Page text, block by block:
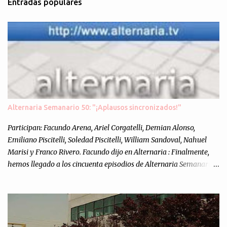
s
Entradas populares
Alternaria Semanario 50: "¡Aplausos sincronizados!"
Participan: Facundo Arena, Ariel Corgatelli, Demian Alonso,
Emiliano Piscitelli, Soledad Piscitelli, William Sandoval, Nahuel
Marisi y Franco Rivero. Facundo dijo en Alternaria : Finalmente,
hemos llegado a los cincuenta episodios de Alternaria Semanario.
nuestra propia óptica: un punto de vista independiente e
informal.Para festejarlo, se nos ocurrió que estemos todos juntos; y
cuando digo "todos" me refiero a toda la gente que alguna vez